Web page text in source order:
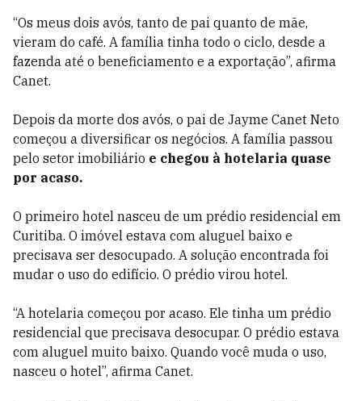
“Os meus dois avós, tanto de pai quanto de mãe,
vieram do café. A família tinha todo o ciclo, desde a
fazenda até o beneficiamento e a exportação”, afirma
Canet.
Depois da morte dos avós, o pai de Jayme Canet Neto
começou a diversificar os negócios. A família passou
pelo setor imobiliário e chegou à hotelaria quase
por acaso.
O primeiro hotel nasceu de um prédio residencial em
Curitiba. O imóvel estava com aluguel baixo e
precisava ser desocupado. A solução encontrada foi
mudar o uso do edifício. O prédio virou hotel.
“A hotelaria começou por acaso. Ele tinha um prédio
residencial que precisava desocupar. O prédio estava
com aluguel muito baixo. Quando você muda o uso,
nasceu o hotel”, afirma Canet.